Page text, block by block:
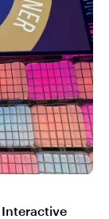
Interactive